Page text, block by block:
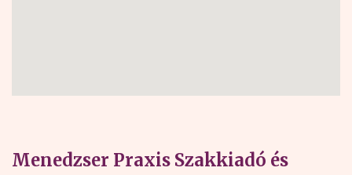
Menedzser Praxis Szakkiadó és